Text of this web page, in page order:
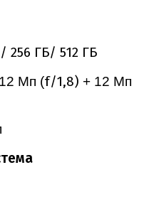
256 ГБ/ 512 ГБ
Мп (f/1,8) + 12 Мп